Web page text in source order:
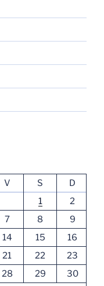
V S
D
1
2
7 8
9
14 15
16
21 22
23
28 29
30